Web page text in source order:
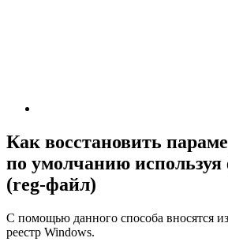
Как восстановить
по умолчанию используя
(reg-файл)
С помощью данного способа вносятся
реестр Windows.